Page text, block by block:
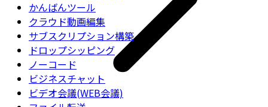
かんばんツール
クラウド動画編集
サブスクリプション構築
ドロップシッピング
ノーコード
ビジネスチャット
ビデオ会議(WEB会議)